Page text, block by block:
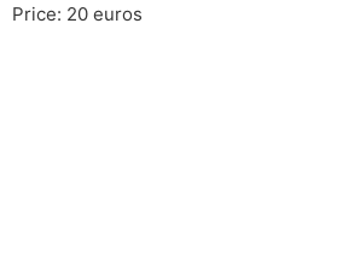
Price: 20 euros